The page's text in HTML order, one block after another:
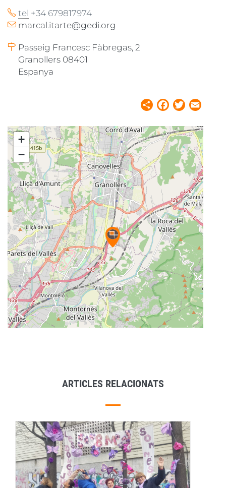
tel +34 679817974
marcal.itarte@gedi.org
Passeig Francesc Fàbregas, 2
Granollers 08401
Espanya
ShareFacebook
Twitter
+
−
ARTICLES RELACIONATS